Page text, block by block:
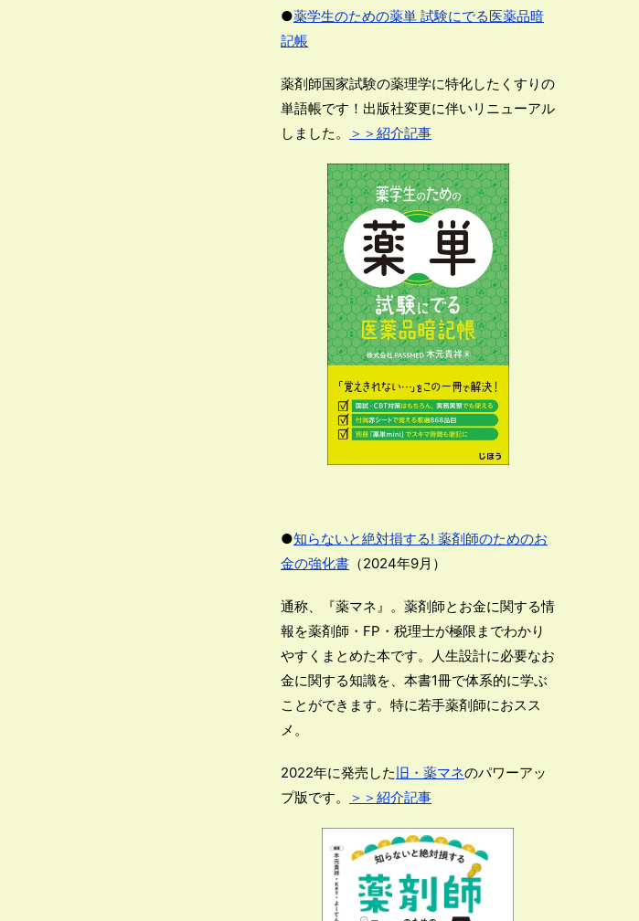
●薬学生のための薬単 試験にでる医薬品暗
記帳
薬剤師国家試験の薬理学に特化したくすりの
単語帳です！出版社変更に伴いリニューアル
しました。
＞＞紹介記事
●知らないと絶対損する! 薬剤師のためのお
金の強化書 （2024年9月）
通称、『薬マネ』。薬剤師とお金に関する情
報を薬剤師・FP・税理士が極限までわかり
やすくまとめた本です。人生設計に必要なお
金に関する知識を、本書1冊で体系的に学ぶ
ことができます。特に若手薬剤師におスス
メ。
2022年に発売した旧・薬マネのパワーアッ
プ版です。
＞＞紹介記事